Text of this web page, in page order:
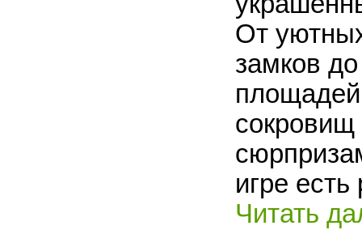
От
замков
сокровищ
игре
Читать